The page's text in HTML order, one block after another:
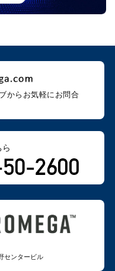
から お気軽にお問合
センタービル